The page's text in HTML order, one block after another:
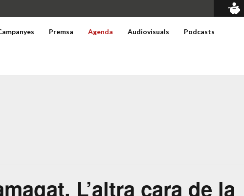
Premsa Agenda Audiovisuals Podcasts
L’altra cara de la